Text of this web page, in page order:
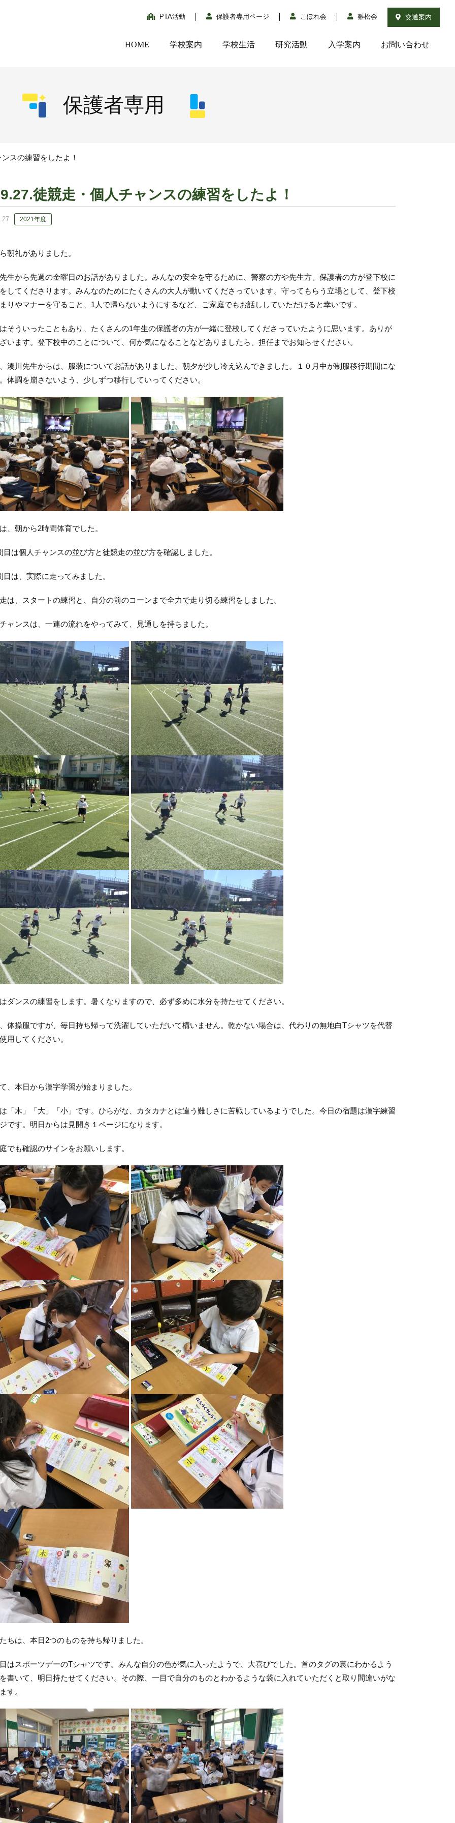
PTA活動 保護者専用ページ こぼれ会 雛松会 交通案内
HOME 学校案内 学校生活 研究活動 入学案内 お問い合わせ
保護者専用
スの練習をしたよ！
徒競走・個人チャンスの練習をしたよ！
2021年度
礼がありました。
から先週の金曜日のお話がありました。みんなの安全を守るために、警察の方や先生方、保護者の方が登下校に
してくださります。みんなのためにたくさんの大人が動いてくださっています。守ってもらう立場として、登下校
りやマナーを守ること、1人で帰らないようにするなど、ご家庭でもお話ししていただけると幸いです。
ういったこともあり、たくさんの1年生の保護者の方が一緒に登校してくださっていたように思います。ありが
います。登下校中のことについて、何か気になることなどありましたら、担任までお知らせください。
川先生からは、服装についてお話がありました。朝夕が少し冷え込んできました。１０月中が制服移行期間にな
体調を崩さないよう、少しずつ移行していってください。
朝から2時間体育でした。
は個人チャンスの並び方と徒競走の並び方を確認しました。
は、実際に走ってみました。
、スタートの練習と、自分の前のコーンまで全力で走り切る練習をしました。
ンスは、一連の流れをやってみて、見通しを持ちました。
ンスの練習をします。暑くなりますので、必ず多めに水分を持たせてください。
操服ですが、毎日持ち帰って洗濯していただいて構いません。乾かない場合は、代わりの無地白Tシャツを代替
用してください。
本日から漢字学習が始まりました。
木」「大」「小」です。ひらがな、カタカナとは違う難しさに苦戦しているようでした。今日の宿題は漢字練習
です。明日からは見開き１ページになります。
も確認のサインをお願いします。
は、本日2つのものを持ち帰りました。
スポーツデーのTシャツです。みんな自分の色が気に入ったようで、大喜びでした。首のタグの裏にわかるよう
書いて、明日持たせてください。その際、一目で自分のものとわかるような袋に入れていただくと取り間違いがな
す。